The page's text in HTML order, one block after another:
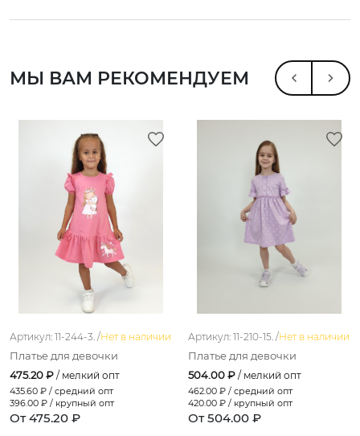
МЫ ВАМ РЕКОМЕНДУЕМ
Артикул: 11-244-3. /Нет в наличии
Платье для девочки
475.20 ₽ / мелкий опт
435.60 ₽ / средний опт
396.00 ₽ / крупный опт
От 475.20 ₽
Артикул: 11-210-15. /Нет в наличии
Платье для девочки
504.00 ₽ / мелкий опт
462.00 ₽ / средний опт
420.00 ₽ / крупный опт
От 504.00 ₽